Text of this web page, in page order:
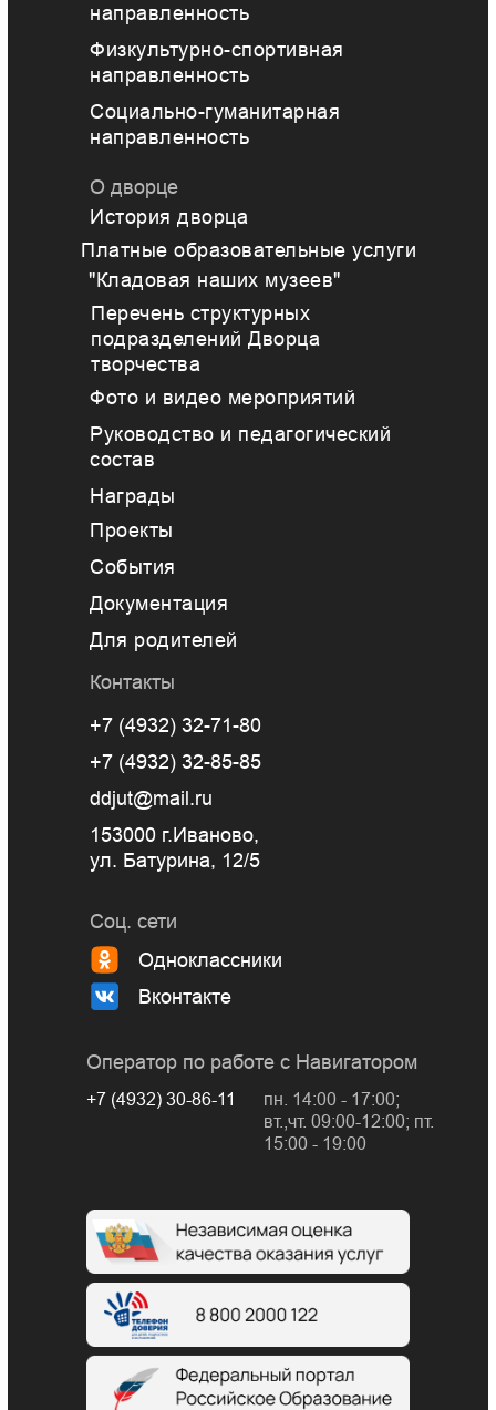
+7 (4932) 30-86-11
пн. 14:00 - 17:00;
вт.,чт. 09:00-12:00; пт.
15:00 - 19:00
Вконтакте
Соц. сети
Одноклассники
Оператор по работе с Навигатором
О дворце
Для родителей
Платные образовательные услуги
Проекты
События
Документация
Социально-гуманитарная
направленность
"Кладовая наших музеев"
История дворца
Перечень структурных
подразделений Дворца
творчества
Контакты
направленность
Физкультурно-спортивная
направленность
Руководство и педагогический
состав
Фото и видео мероприятий
Награды
153000 г.Иваново,
ул. Батурина, 12/5
+7 (4932) 32-71-80
+7 (4932) 32-85-85
ddjut@mail.ru